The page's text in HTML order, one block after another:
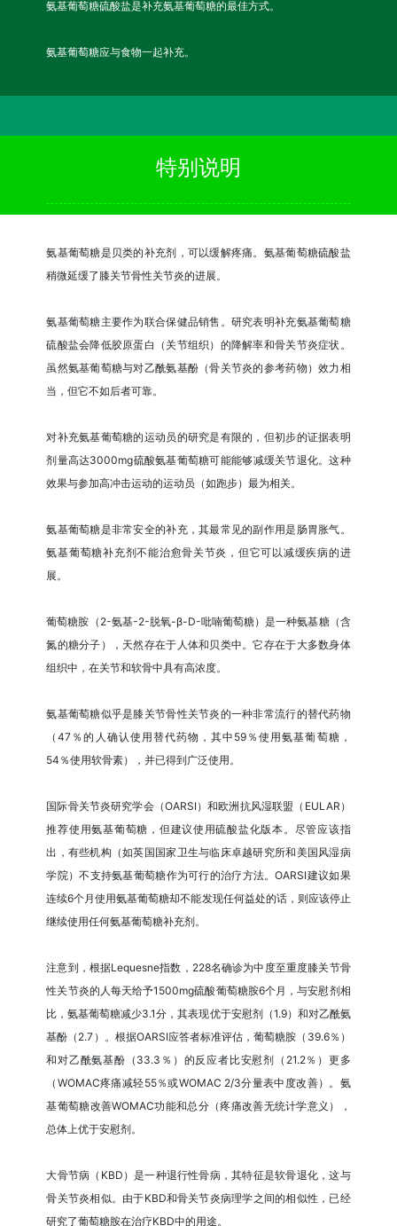
氨基葡萄糖硫酸盐是补充氨基葡萄糖的最佳方式。
氨基葡萄糖应与食物一起补充。
特别说明
氨基葡萄糖是贝类的补充剂，可以缓解疼痛。氨基葡萄糖硫酸盐
稍微延缓了膝关节骨性关节炎的进展。
氨基葡萄糖主要作为联合保健品销售。研究表明补充氨基葡萄糖
硫酸盐会降低胶原蛋白（关节组织）的降解率和骨关节炎症状。
虽然氨基葡萄糖与对乙酰氨基酚（骨关节炎的参考药物）效力相
当，但它不如后者可靠。
对补充氨基葡萄糖的运动员的研究是有限的，但初步的证据表明
剂量高达3000mg硫酸氨基葡萄糖可能能够减缓关节退化。这种
效果与参加高冲击运动的运动员（如跑步）最为相关。
氨基葡萄糖是非常安全的补充，其最常见的副作用是肠胃胀气。
氨基葡萄糖补充剂不能治愈骨关节炎，但它可以减缓疾病的进
展。
葡萄糖胺（2-氨基-2-脱氧-β-D-吡喃葡萄糖）是一种氨基糖（含
氮的糖分子），天然存在于人体和贝类中。它存在于大多数身体
组织中，在关节和软骨中具有高浓度。
氨基葡萄糖似乎是膝关节骨性关节炎的一种非常流行的替代药物
（47％的人确认使用替代药物，其中59％使用氨基葡萄糖，
54％使用软骨素），并已得到广泛使用。
国际骨关节炎研究学会（OARSI）和欧洲抗风湿联盟（EULAR）
推荐使用氨基葡萄糖，但建议使用硫酸盐化版本。尽管应该指
出，有些机构（如英国国家卫生与临床卓越研究所和美国风湿病
学院）不支持氨基葡萄糖作为可行的治疗方法。OARSI建议如果
连续6个月使用氨基葡萄糖却不能发现任何益处的话，则应该停止
继续使用任何氨基葡萄糖补充剂。
注意到，根据Lequesne指数，228名确诊为中度至重度膝关节骨
性关节炎的人每天给予1500mg硫酸葡萄糖胺6个月，与安慰剂相
比，氨基葡萄糖减少3.1分，其表现优于安慰剂（1.9）和对乙酰氨
基酚（2.7）。根据OARSI应答者标准评估，葡萄糖胺（39.6％）
和对乙酰氨基酚（33.3％）的反应者比安慰剂（21.2％）更多
（WOMAC疼痛减轻55％或WOMAC 2/3分量表中度改善）。氨
基葡萄糖改善WOMAC功能和总分（疼痛改善无统计学意义），
总体上优于安慰剂。
大骨节病（KBD）是一种退行性骨病，其特征是软骨退化，这与
骨关节炎相似。由于KBD和骨关节炎病理学之间的相似性，已经
研究了葡萄糖胺在治疗KBD中的用途。